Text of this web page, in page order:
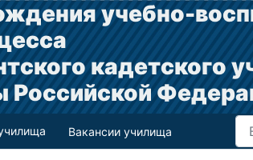
учебно-
кадетского
Российской
Вакансии училища